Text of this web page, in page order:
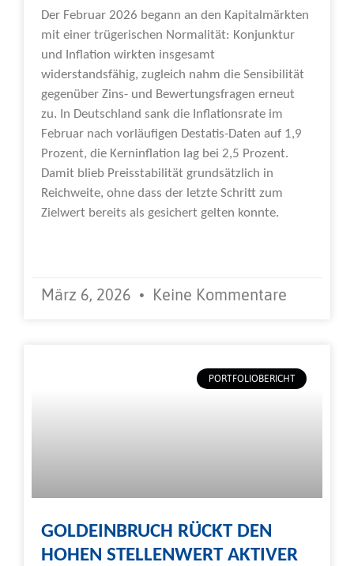
Der Februar 2026 begann an den Kapitalmärkten
mit einer trügerischen Normalität: Konjunktur
und Inflation wirkten insgesamt
widerstandsfähig, zugleich nahm die Sensibilität
gegenüber Zins- und Bewertungsfragen erneut
zu. In Deutschland sank die Inflationsrate im
Februar nach vorläufigen Destatis-Daten auf 1,9
Prozent, die Kerninflation lag bei 2,5 Prozent.
Damit blieb Preisstabilität grundsätzlich in
Reichweite, ohne dass der letzte Schritt zum
Zielwert bereits als gesichert gelten konnte.
März 6, 2026 Keine Kommentare
PORTFOLIOBERICHT
GOLDEINBRUCH RÜCKT DEN
HOHEN STELLENWERT AKTIVER